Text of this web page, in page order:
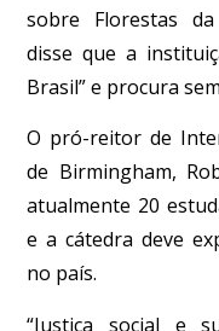
sobre Florestas
disse que a
Brasil” e procura
O pró-reitor de
de Birmingham,
atualmente 20
e a cátedra deve
no país.
“Justiça social e